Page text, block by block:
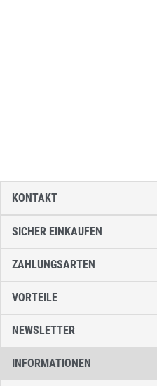
SICHER EINKAUFEN
ZAHLUNGSARTEN
VORTEILE
NEWSLETTER
INFORMATIONEN
KONTAKT